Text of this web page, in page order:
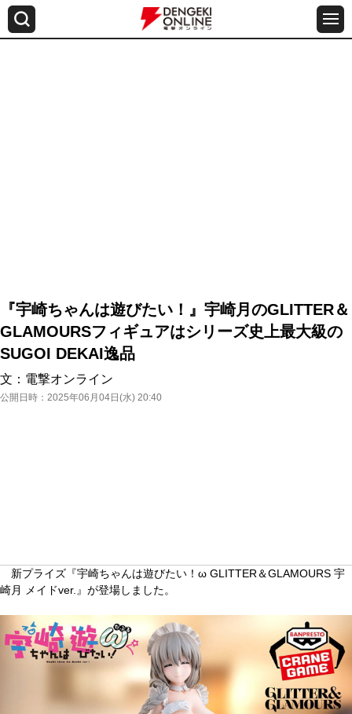
『宇崎ちゃんは遊びたい！』宇崎月のGLITTER＆
GLAMOURSフィギュアはシリーズ史上最大級の
SUGOI DEKAI逸品
文： 電撃オンライン
公開日時： 2025年06月04日(水) 20:40
新プライズ『宇崎ちゃんは遊びたい！ω GLITTER＆GLAMOURS 宇
崎月 メイドver.』が登場しました。